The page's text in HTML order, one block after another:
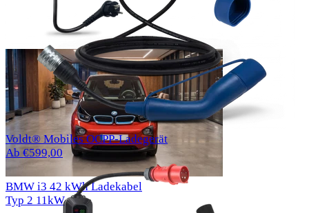
BMW i3 42 kWh Ladekabel
Typ 2 11kW
Voldt® Mobiles OCPP-Ladegerät
Ab €599,00